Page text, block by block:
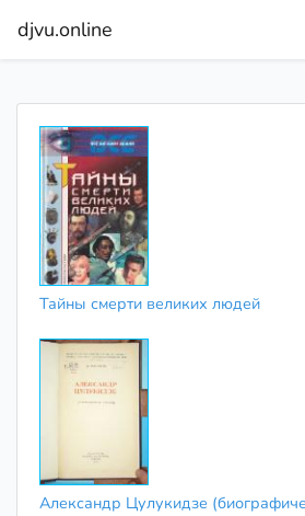
djvu.online
Тайны смерти великих людей
Александр Цулукидзе